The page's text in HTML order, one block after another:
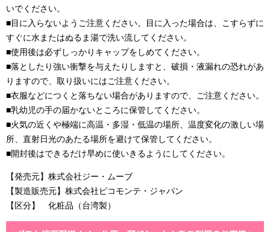
いでください。
■目に入らないようご注意ください。目に入った場合は、こすらずに
すぐに水またはぬるま湯で洗い流してください。
■使用後は必ずしっかりキャップをしめてください。
■落としたり強い衝撃を与えたりしますと、破損・液漏れの恐れがあ
りますので、取り扱いにはご注意ください。
■衣服などにつくと落ちない場合がありますので、ご注意ください。
■乳幼児の手の届かないところに保管してください。
■火気の近くや極端に高温・多湿・低温の場所、温度変化の激しい場
所、直射日光のあたる場所を避けて保管してください。
■開封後はできるだけ早めに使いきるようにしてください。
【発売元】株式会社ジー・ムーブ
【製造販売元】株式会社ピコモンテ・ジャパン
【区分】 化粧品（台湾製）